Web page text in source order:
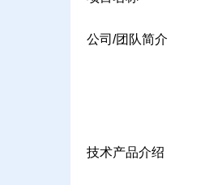
公司/团队简介
技术产品介绍